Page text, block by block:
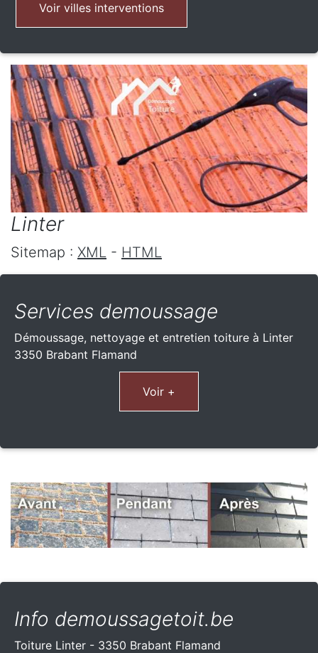
Voir villes interventions
Linter
Sitemap : XML - HTML
Services demoussage
Démoussage, nettoyage et entretien toiture à Linter
3350 Brabant Flamand
Voir +
Info demoussagetoit.be
Toiture Linter - 3350 Brabant Flamand